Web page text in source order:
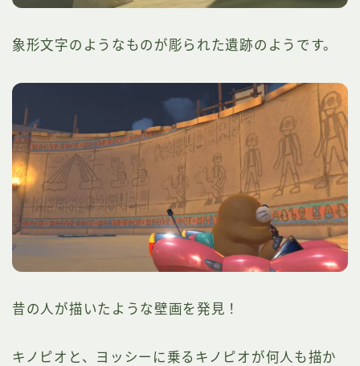
象形文字のようなものが彫られた遺跡のようです。
昔の人が描いたような壁画を発見！
キノピオと、ヨッシーに乗るキノピオが何人も描か